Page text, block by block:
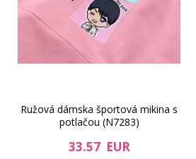
Ružová dámska športová mikina s
potlačou (N7283)
33.57 EUR